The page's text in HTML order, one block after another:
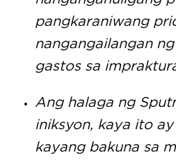
pangkaraniwang
nangangailangan
gastos sa
Ang halaga ng
iniksyon, kaya ito
kayang bakuna sa